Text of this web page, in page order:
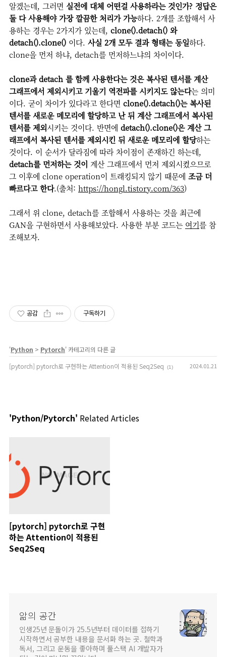
알겠는데, 그러면 실전에 대체 어떤걸 사용하라는 것인가? 정답은
둘 다 사용해야 가장 깔끔한 처리가 가능하다. 2개를 조합해서 사
용하는 경우는 2가지가 있는데, clone().detach() 와
detach().clone() 이다. 사실 2개 모두 결과 형태는 동일하다.
clone을 먼저 하냐, detach를 먼저하느냐의 차이이다.
clone과 detach 를 함께 사용한다는 것은 복사된 텐서를 계산
그래프에서 제외시키고 기울기 역전파를 시키지도 않는다는 의미
이다. 굳이 차이가 있다라고 한다면 clone().detach()는 복사된
텐서를 새로운 메모리에 할당하고 난 뒤 계산 그래프에서 복사된
텐서를 제외시키는 것이다. 반면에 detach().clone()은 계산 그
래프에서 복사된 텐서를 제외시킨 뒤 새로운 메모리에 할당하는
것이다. 이 순서가 달라짐에 따라 차이점이 존재하긴 하는데,
detach를 먼저하는 것이 계산 그래프에서 먼저 제외시켰으므로
그 이후에 clone operation이 트래킹되지 않기 때문에 조금 더
빠르다고 한다.(출처: https://hongl.tistory.com/363)
그래서 위 clone, detach를 조합해서 사용하는 것을 최근에
GAN을 구현하면서 사용해보았다. 사용한 부분 코드는 여기를 참
조해보자.
공감 구독하기
'Python > Pytorch' 카테고리의 다른 글
[pytorch] pytorch로 구현하는 Attention이 적용된 Seq2Seq
(1) 2024.01.21
'Python/Pytorch' Related Articles
[pytorch] pytorch로 구현
하는 Attention이 적용된
Seq2Seq
앎의 공간
인생25년 문돌이가 25.5년부터 데이터를 접하기
시작하면서 공부한 내용을 문서화 하는 곳. 철학과
독서, 그리고 운동을 좋아하며 풀스택 AI 개발자가